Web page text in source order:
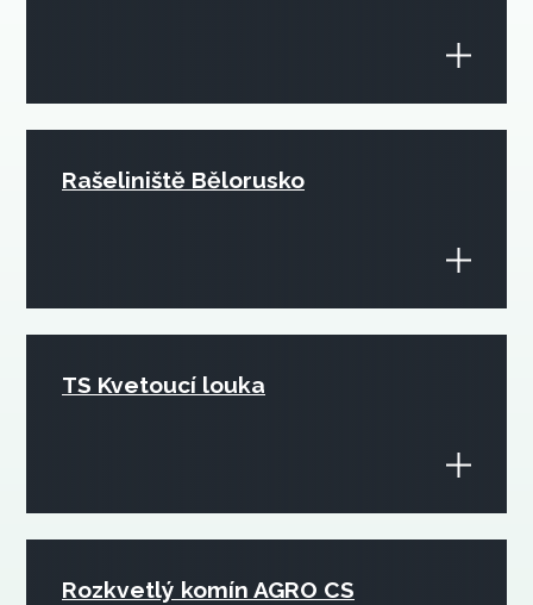
Rašeliniště Bělorusko
TS Kvetoucí louka
Rozkvetlý komín AGRO CS